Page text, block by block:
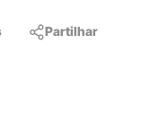
Partilhar